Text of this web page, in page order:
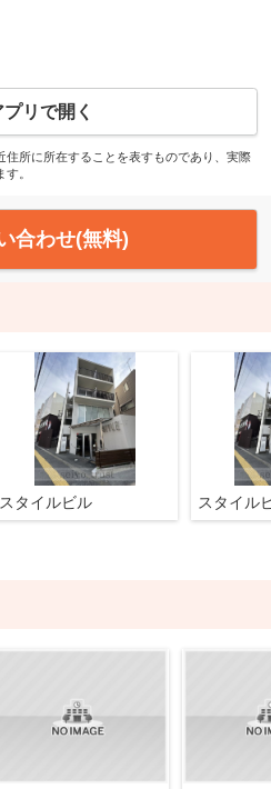
リで開く
所に所在することを表すものであり、実際
。
合わせ(無料)
スタイルビル スタイル